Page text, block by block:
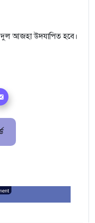
আজহা উদযাপিত হবে।